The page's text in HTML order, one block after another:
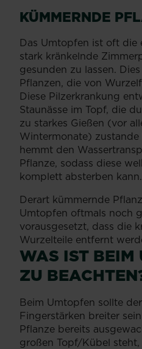
KÜMMERNDE
Das Umtopfen ist oft die
stark kränkelnde
gesunden zu lassen.
Pflanzen, die von
Diese Pilzerkrankung
Staunässe im Topf, die
zu starkes Gießen (vor
Wintermonate)
hemmt den
Pflanze, sodass diese
komplett absterben kann.
Derart kümmernde
Umtopfen oftmals noch
vorausgesetzt, dass die
Wurzelteile entfernt
WAS IST BEIM
ZU
Beim Umtopfen sollte
Fingerstärken breiter
Pflanze bereits
großen Topf/Kübel